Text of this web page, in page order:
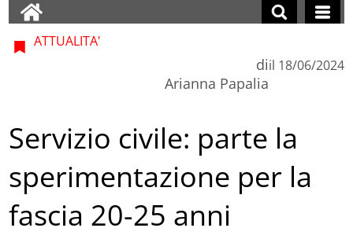
ATTUALITA'
di
Arianna Papalia
il 18/06/2024
Servizio civile: parte la
sperimentazione per la
fascia 20-25 anni